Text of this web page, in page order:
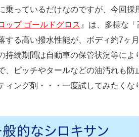
乗っているだけなのですが、今回
ップ ゴールドグロス 』は、多様な
する高い撥水性能が、ボディ約7
持続期間は自動車の保管状況等によ
、ピッチやタールなどの油汚れも
ィング剤・・・一度試してみたくな